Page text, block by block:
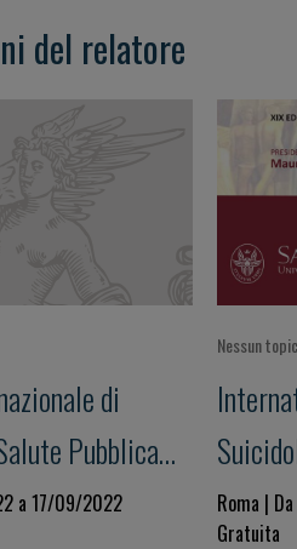
del relatore
di
Pubblica
a 17/09/2022
Nessun topic
XIX
Roma |
Gratuita